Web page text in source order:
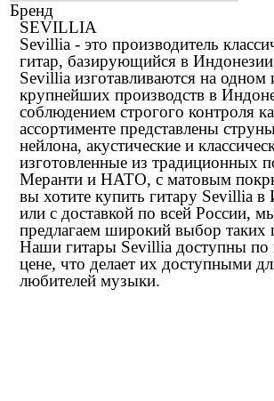
Бренд
SEVILLIA
Sevillia - это производитель
гитар, базирующийся в
Sevillia изготавливаются на одном
крупнейших производств в
соблюдением строгого контроля
ассортименте представлены
нейлона, акустические и
изготовленные из традиционных
Меранти и НАТО, с матовым
вы хотите купить гитару Sevillia в
или с доставкой по всей России,
предлагаем широкий выбор таких
Наши гитары Sevillia доступны по
цене, что делает их доступными
любителей музыки.